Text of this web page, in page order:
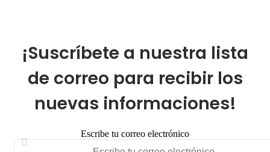
¡Suscríbete a nuestra lista
de correo para recibir los
nuevas informaciones!
Escribe tu correo electrónico